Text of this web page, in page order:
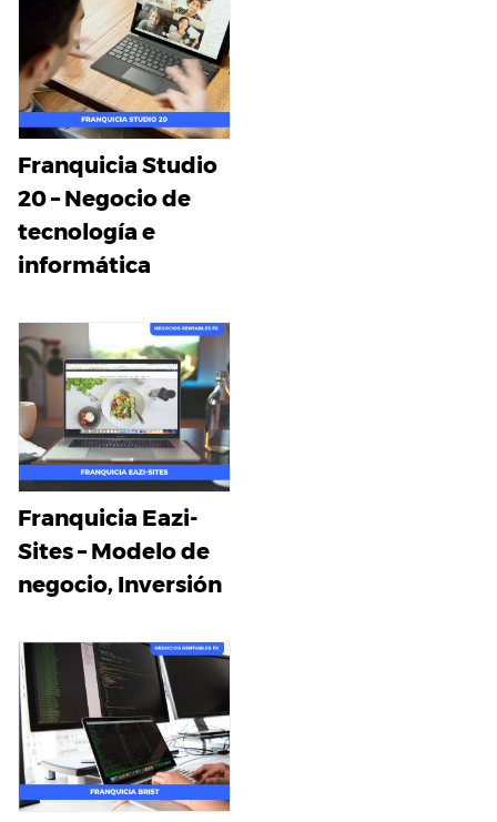
Franquicia Studio
20 – Negocio de
tecnología e
informática
Franquicia Eazi-
Sites – Modelo de
negocio, Inversión